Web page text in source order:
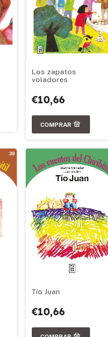
Los zapatos
voladores
€10,66
Tío Juan
€10,66